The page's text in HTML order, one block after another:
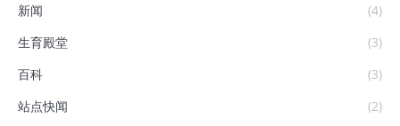
新闻
(4)
生育殿堂
(3)
百科
(3)
站点快闻
(2)